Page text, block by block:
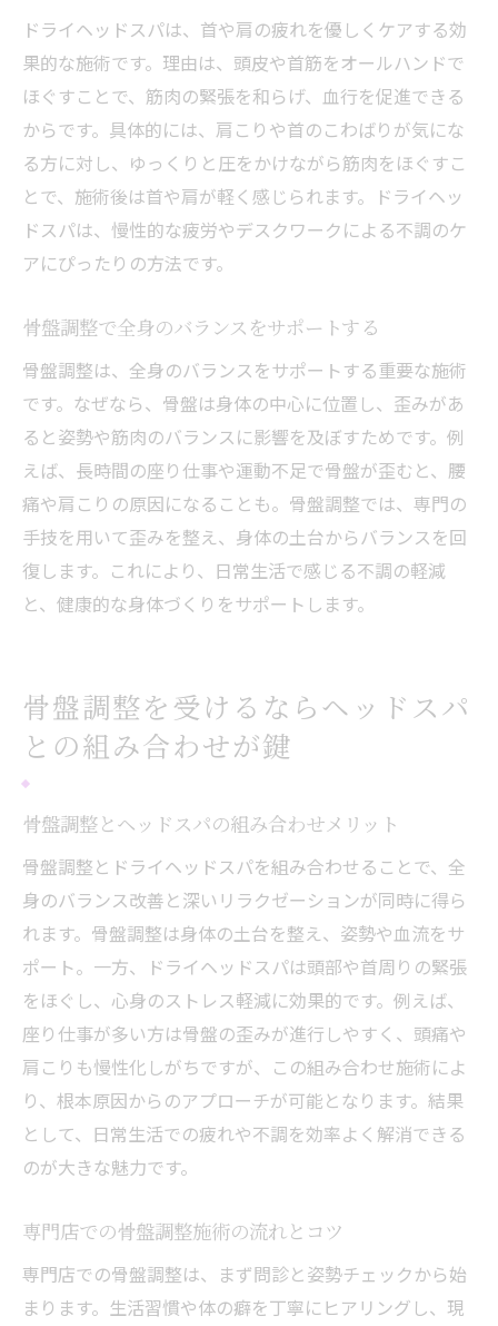
ドライヘッドスパは、首や肩の疲れを優しくケアする効
果的な施術です。理由は、頭皮や首筋をオールハンドで
ほぐすことで、筋肉の緊張を和らげ、血行を促進できる
からです。具体的には、肩こりや首のこわばりが気にな
る方に対し、ゆっくりと圧をかけながら筋肉をほぐすこ
とで、施術後は首や肩が軽く感じられます。ドライヘッ
ドスパは、慢性的な疲労やデスクワークによる不調のケ
アにぴったりの方法です。
骨盤調整で全身のバランスをサポートする
骨盤調整は、全身のバランスをサポートする重要な施術
です。なぜなら、骨盤は身体の中心に位置し、歪みがあ
ると姿勢や筋肉のバランスに影響を及ぼすためです。例
えば、長時間の座り仕事や運動不足で骨盤が歪むと、腰
痛や肩こりの原因になることも。骨盤調整では、専門の
手技を用いて歪みを整え、身体の土台からバランスを回
復します。これにより、日常生活で感じる不調の軽減
と、健康的な身体づくりをサポートします。
骨盤調整を受けるならヘッドスパ
との組み合わせが鍵
骨盤調整とヘッドスパの組み合わせメリット
骨盤調整とドライヘッドスパを組み合わせることで、全
身のバランス改善と深いリラクゼーションが同時に得ら
れます。骨盤調整は身体の土台を整え、姿勢や血流をサ
ポート。一方、ドライヘッドスパは頭部や首周りの緊張
をほぐし、心身のストレス軽減に効果的です。例えば、
座り仕事が多い方は骨盤の歪みが進行しやすく、頭痛や
肩こりも慢性化しがちですが、この組み合わせ施術によ
り、根本原因からのアプローチが可能となります。結果
として、日常生活での疲れや不調を効率よく解消できる
のが大きな魅力です。
専門店での骨盤調整施術の流れとコツ
専門店での骨盤調整は、まず問診と姿勢チェックから始
まります。生活習慣や体の癖を丁寧にヒアリングし、現